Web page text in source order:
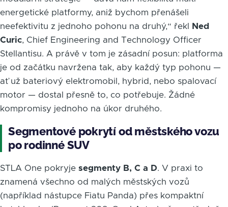
energetické platformy, aniž bychom přenášeli
neefektivitu z jednoho pohonu na druhý,“ řekl
Ned
Curic, Chief Engineering and Technology Officer
Stellantisu. A právě v tom je zásadní posun: platforma
je od začátku navržena tak, aby každý typ pohonu —
ať už bateriový elektromobil, hybrid, nebo spalovací
motor — dostal přesně to, co potřebuje. Žádné
kompromisy jednoho na úkor druhého.
Segmentové pokrytí od městského vozu
po rodinné SUV
STLA One pokryje segmenty B, C a D. V praxi to
znamená všechno od malých městských vozů
(například nástupce Fiatu Panda) přes kompaktní